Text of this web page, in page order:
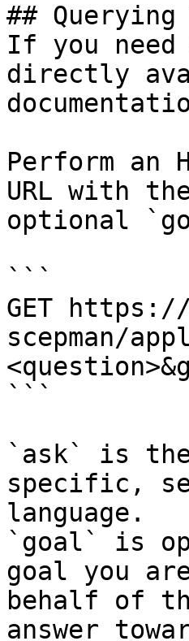
## Querying
If you
directly
Perform an
URL with
optional
```
GET
scepman/
```
`ask` is
specific,
language.
`goal` is
goal you
behalf of
answer